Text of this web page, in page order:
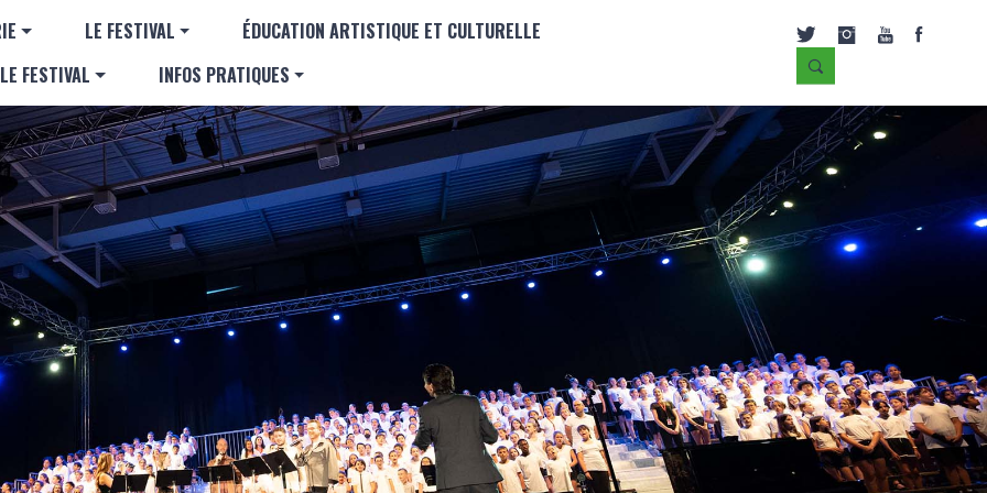
PRINCIPALE
LE FESTIVAL
ÉDUCATION ARTISTIQUE ET CULTURELLE
FESTIVAL
INFOS PRATIQUES